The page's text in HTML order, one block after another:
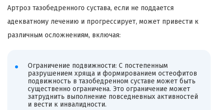
Артроз тазобедренного сустава, если не поддается
адекватному лечению и прогрессирует, может привести к
различным осложнениям, включая:
Ограничение подвижности: С постепенным
разрушением хряща и формированием остеофитов
подвижность в тазобедренном суставе может быть
существенно ограничена. Это ограничение может
затруднить выполнение повседневных активностей
и вести к инвалидности.